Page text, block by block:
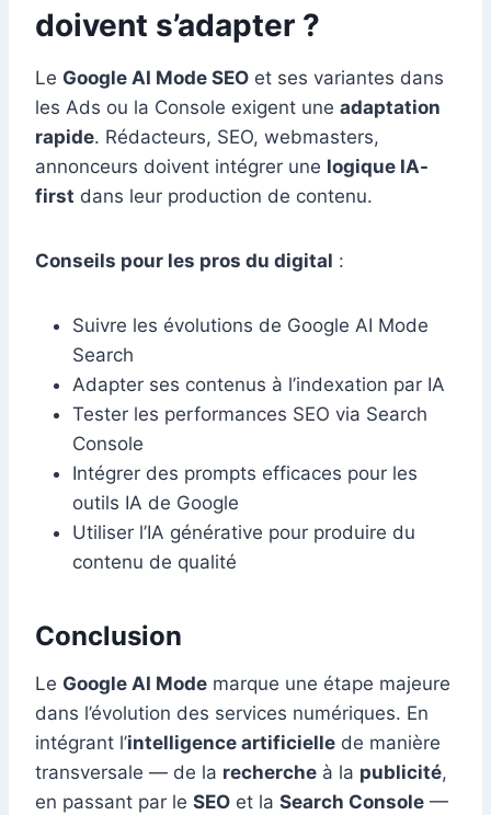
doivent s’adapter ?
Le Google AI Mode SEO et ses variantes dans
les Ads ou la Console exigent une adaptation
rapide. Rédacteurs, SEO, webmasters,
annonceurs doivent intégrer une logique IA-
first dans leur production de contenu.
Conseils pour les pros du digital :
Suivre les évolutions de Google AI Mode
Search
Adapter ses contenus à l’indexation par IA
Tester les performances SEO via Search
Console
Intégrer des prompts efficaces pour les
outils IA de Google
Utiliser l’IA générative pour produire du
contenu de qualité
Conclusion
Le Google AI Mode marque une étape majeure
dans l’évolution des services numériques. En
intégrant l’intelligence artificielle de manière
transversale — de la recherche à la publicité,
en passant par le SEO et la Search Console —